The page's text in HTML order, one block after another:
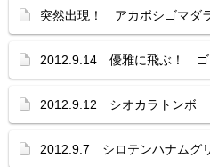
突然出現！ アカボシゴマダ
2012.9.14 優雅に飛ぶ！ ゴ
2012.9.12 シオカラトンボ
2012.9.7 シロテンハナムグ